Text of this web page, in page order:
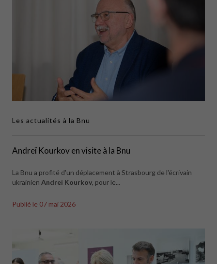
Les actualités à la Bnu
Andreï Kourkov en visite à la Bnu
La Bnu a profité d'un déplacement à Strasbourg de l'écrivain
ukrainien Andreï Kourkov, pour le...
Publié le 07 mai 2026